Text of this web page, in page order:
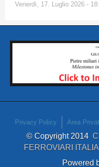
Venerdì, 17. Luglio 2026 -
Privacy Policy Area
© Copyright 2014
FERROVIARI
Powered